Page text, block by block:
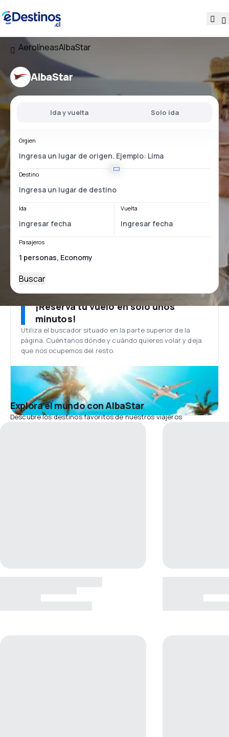
AerolíneasAlbaStar
AlbaStar
Ida y vuelta Solo ida
Orgien
Destino
Ida Vuelta
Pasajeros
Buscar
¡Reserva tu vuelo en solo unos
minutos!
Utiliza el buscador situado en la parte superior de la
página. Cuéntanos dónde y cuándo quieres volar y deja
que nos ocupemos del resto.
Explora el mundo con AlbaStar
Descubre los destinos favoritos de nuestros viajeros